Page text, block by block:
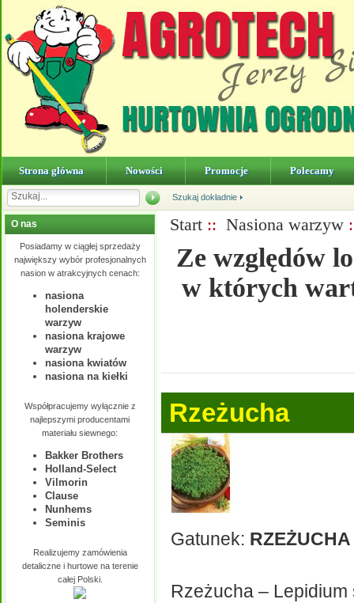
Strona główna Nowości Promocje Polecamy
Szukaj dokładnie
O nas
Posiadamy w ciągłej sprzedaży
największy wybór profesjonalnych
nasion w atrakcyjnych cenach:
nasiona
holenderskie
warzyw
nasiona krajowe
warzyw
nasiona kwiatów
nasiona na kiełki
Współpracujemy wyłącznie z
najlepszymi producentami
materiału siewnego:
Bakker Brothers
Holland-Select
Vilmorin
Clause
Nunhems
Seminis
Realizujemy zamówienia
detaliczne i hurtowe na terenie
całej Polski.
Start:: Nasiona warzyw
Ze względów
w których
Rzeżucha
Gatunek: RZEŻUCHA
Rzeżucha – Lepidium